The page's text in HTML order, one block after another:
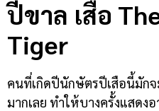
ปีขาล เสือ
Tiger
คนที่เกิดปีนักษัตรปีเสือนี้มัก
มากเลย ทำให้บางครั้งแสดง